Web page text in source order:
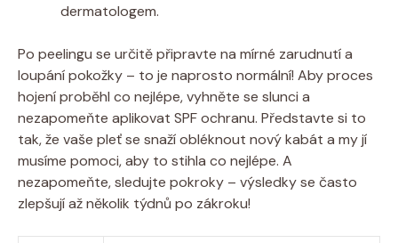
dermatologem.
Po peelingu se určitě připravte na mírné zarudnutí a
loupání pokožky – to je naprosto normální! Aby proces
hojení proběhl co nejlépe, vyhněte se slunci a
nezapomeňte aplikovat SPF ochranu. Představte si to
tak, že vaše pleť se snaží obléknout nový kabát a my jí
musíme pomoci, aby to stihla co nejlépe. A
nezapomeňte, sledujte pokroky – výsledky se často
zlepšují až několik týdnů po zákroku!